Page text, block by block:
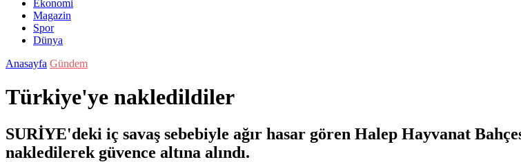
Ekonomi
Magazin
Spor
Dünya
Anasayfa Gündem
Türkiye'ye nakledildiler
SURİYE'deki iç savaş sebebiyle ağır hasar gören Halep Hayvanat
nakledilerek güvence altına alındı.